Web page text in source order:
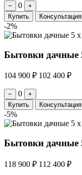
− 0
+
Купить
Консультация
-2%
Бытовки дачные
104 900 ₽ 102 400 ₽
− 0
+
Купить
Консультация
-5%
Бытовки дачные
118 900 ₽ 112 400 ₽